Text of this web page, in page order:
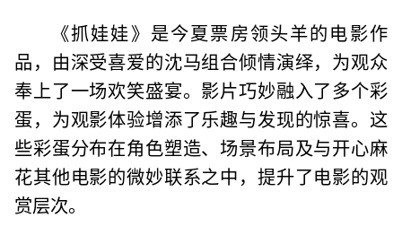
《抓娃娃》是今夏票房领头羊的电影作
品，由深受喜爱的沈马组合倾情演绎，为观众
奉上了一场欢笑盛宴。影片巧妙融入了多个彩
蛋，为观影体验增添了乐趣与发现的惊喜。这
些彩蛋分布在角色塑造、场景布局及与开心麻
花其他电影的微妙联系之中，提升了电影的观
赏层次。